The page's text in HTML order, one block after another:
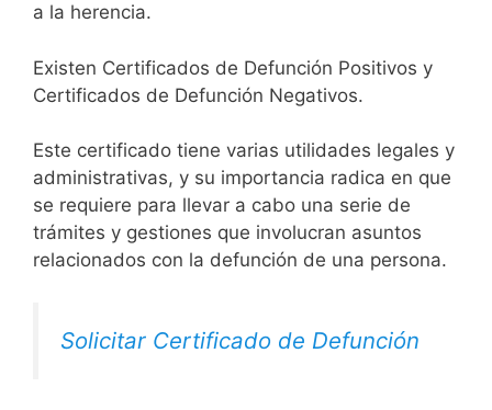
a la herencia.
Existen Certificados de Defunción Positivos y
Certificados de Defunción Negativos.
Este certificado tiene varias utilidades legales y
administrativas, y su importancia radica en que
se requiere para llevar a cabo una serie de
trámites y gestiones que involucran asuntos
relacionados con la defunción de una persona.
Solicitar Certificado de Defunción